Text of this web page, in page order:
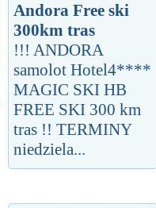
Andora Free ski
300km tras
!!! ANDORA
samolot Hotel4****
MAGIC SKI HB
FREE SKI 300 km
tras !! TERMINY
niedziela...